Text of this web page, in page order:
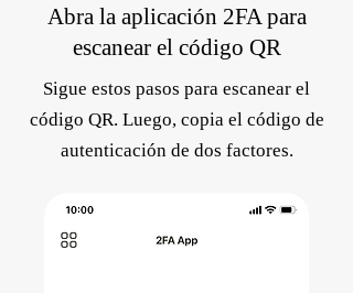
Abra la aplicación 2FA para
escanear el código QR
Sigue estos pasos para escanear el
código QR. Luego, copia el código de
autenticación de dos factores.